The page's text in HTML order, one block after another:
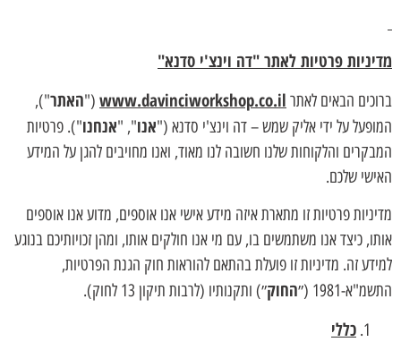
מדיניות פרטיות לאתר "דה וינצ'י סדנא"
ברוכים הבאים לאתר www.davinciworkshop.co.il
("האתר"),
המופעל על ידי אליק שמש – דה וינצ'י סדנא ("אנו", "אנחנו"). פרטיות
המבקרים והלקוחות שלנו חשובה לנו מאוד, ואנו מחויבים להגן על המידע
האישי שלכם.
מדיניות פרטיות זו מתארת איזה מידע אישי אנו אוספים, מדוע אנו אוספים
אותו, כיצד אנו משתמשים בו, עם מי אנו חולקים אותו, ומהן זכויותיכם בנוגע
למידע זה. מדיניות זו פועלת בהתאם להוראות חוק הגנת הפרטיות,
התשמ"א-1981 (״
החוק״) ותקנותיו (לרבות תיקון 13 לחוק).
כללי